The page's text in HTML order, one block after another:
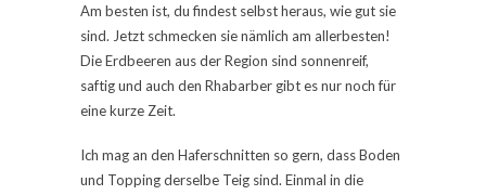
Am besten ist, du findest selbst heraus, wie gut sie
sind. Jetzt schmecken sie nämlich am allerbesten!
Die Erdbeeren aus der Region sind sonnenreif,
saftig und auch den Rhabarber gibt es nur noch für
eine kurze Zeit.
Ich mag an den Haferschnitten so gern, dass Boden
und Topping derselbe Teig sind. Einmal in die